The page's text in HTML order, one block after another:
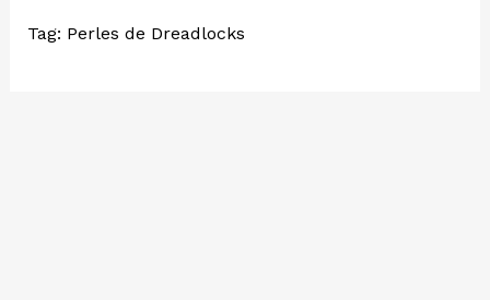
Tag: Perles de Dreadlocks